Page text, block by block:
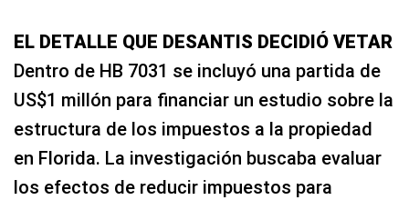
EL DETALLE QUE DESANTIS DECIDIÓ VETAR
Dentro de HB 7031 se incluyó una partida de
US$1 millón para financiar un estudio sobre la
estructura de los impuestos a la propiedad
en Florida. La investigación buscaba evaluar
los efectos de reducir impuestos para